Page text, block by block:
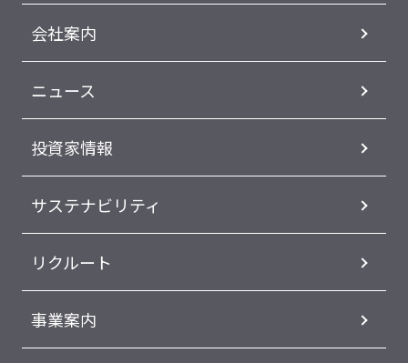
会社案内
ニュース
投資家情報
サステナビリティ
リクルート
事業案内